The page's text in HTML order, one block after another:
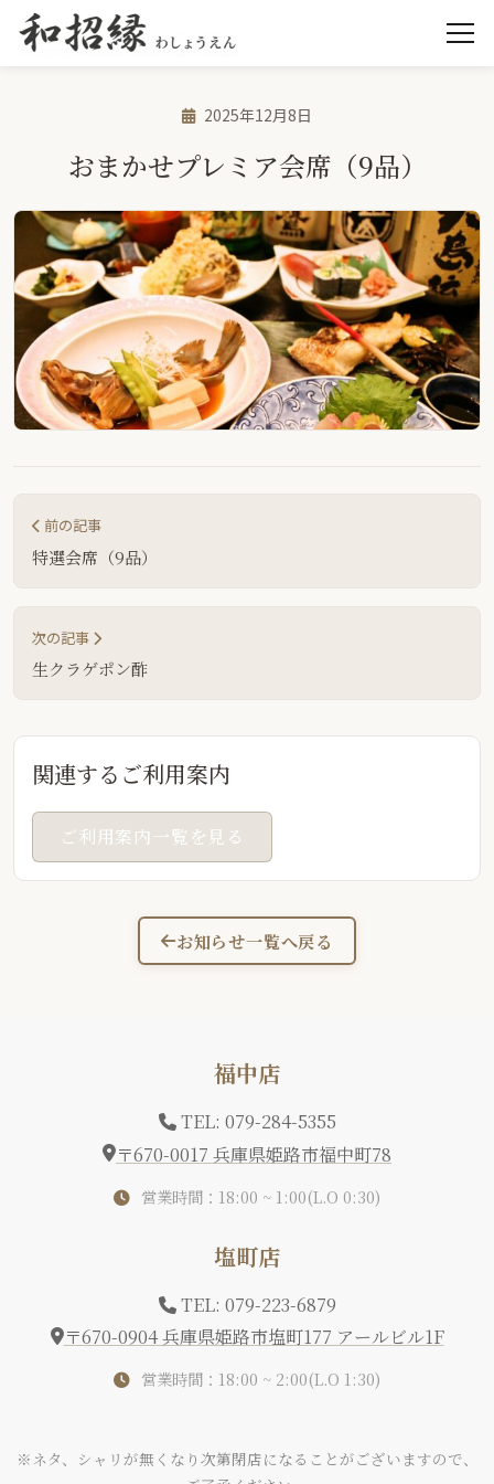
2025年12月8日
おまかせプレミア会席（9品）
前の記事
特選会席（9品）
次の記事
生クラゲポン酢
関連するご利用案内
ご利用案内一覧を見る
お知らせ一覧へ戻る
福中店
TEL: 079-284-5355
〒670-0017 兵庫県姫路市福中町78
営業時間：18:00 ~ 1:00(L.O 0:30)
塩町店
TEL: 079-223-6879
〒670-0904 兵庫県姫路市塩町177 アールビル1F
営業時間：18:00 ~ 2:00(L.O 1:30)
※ネタ、シャリが無くなり次第閉店になることがございますので、